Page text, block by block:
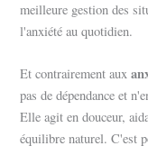
meilleure gestion des
l'anxiété au quotidien.
Et contrairement aux
pas de dépendance et
Elle agit en douceur,
équilibre naturel. C'est